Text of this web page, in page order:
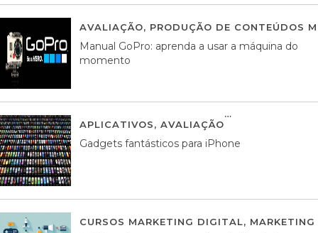
AVALIAÇÃO, PRODUÇÃO DE CONTEÚDOS
Manual GoPro: aprenda a usar a máquina do
momento
APLICATIVOS, AVALIAÇÃO
Gadgets fantásticos para iPhone
CURSOS MARKETING DIGITAL,